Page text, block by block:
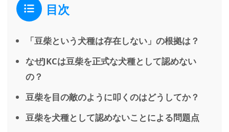
目次
「豆柴という犬種は存在しない」の根拠は？
なぜJKCは豆柴を正式な犬種として認めない
の？
豆柴を目の敵のように叩くのはどうしてか？
豆柴を犬種として認めないことによる問題点